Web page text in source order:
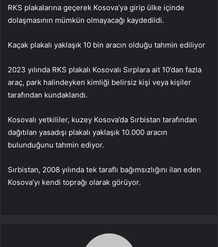
RKS plakalarına geçerek Kosova’ya girip ülke içinde
dolaşmasının mümkün olmayacağı kaydedildi.
Kaçak plakalı yaklaşık 10 bin aracın olduğu tahmin ediliyor
2023 yılında RKS plakalı Kosovalı Sırplara ait 10’dan fazla
araç, park halindeyken kimliği belirsiz kişi veya kişiler
tarafından kundaklandı.
Kosovalı yetkililer, kuzey Kosova’da Sırbistan tarafından
dağıtılan yasadışı plakalı yaklaşık 10.000 aracın
bulunduğunu tahmin ediyor.
Sırbistan, 2008 yılında tek taraflı bağımsızlığını ilan eden
Kosova’yı kendi toprağı olarak görüyor.